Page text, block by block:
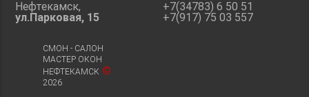
Нефтекамск,
ул.Парковая, 15
+7(34783) 6 50 51
+7(917) 75 03 557
СМОН - САЛОН
МАСТЕР ОКОН
НЕФТЕКАМСК ©
2026